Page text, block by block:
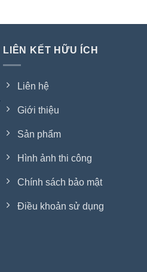
LIÊN KẾT HỮU ÍCH
Liên hệ
Giới thiệu
Sản phẩm
Hình ảnh thi công
Chính sách bảo mật
Điều khoản sử dụng